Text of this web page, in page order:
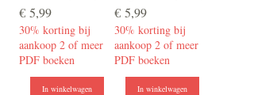
Prijs
€ 5,99
30% korting bij
aankoop 2 of meer
PDF boeken
In winkelwagen
Prijs
€ 5,99
30% korting bij
aankoop 2 of meer
PDF boeken
In winkelwagen